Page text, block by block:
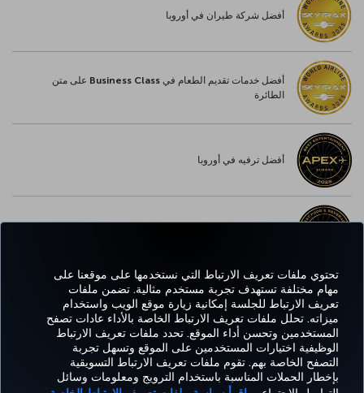
تحتوي ملفات تعريف الارتباط التي نستخدمها على موقعنا على
مهام مختلفة تستهدف تجربة مستخدم مثالية. تضمن ملفات
تعريف الارتباط للجلسة إمكانية زيارة موقع الويب واستخدام
ميزاته. تحلل ملفات تعريف الارتباط الخاصة بالأداء عادات تصفح
المستخدمين وتحسن أداء الموقع. تحدد ملفات تعريف الارتباط
الوظيفية اختيارات المستخدمين على الموقع وتسهل تجربة
التصفح الخاصة بهم. تقوم ملفات تعريف الارتباط التسويقية
بإخطار الحملات المناسبة باستخدام الترويج ومعلومات وسائل
أفضل شركة طيران في أوروبا
أفضل خدمات تقديم الطعام في Business Class على متن
الطائرة
أفضل ترفيه في أوروبا
Facebook
Twitter
Instagram
YouTube
LinkedIn
تيك توك
Blog
Pinterest
الحجز
والإدارة
خبرة
العروض
والوجهات
مساعدة MILES&SMILES
CORPORATE
CLUB